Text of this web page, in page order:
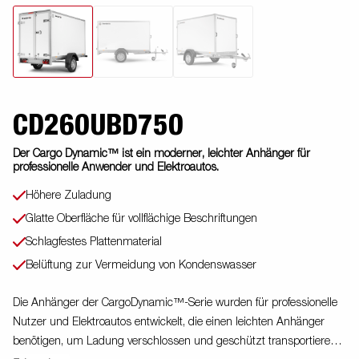
CD260UBD750
Der Cargo Dynamic™ ist ein moderner, leichter Anhänger für
professionelle Anwender und Elektroautos.
Höhere Zuladung
Glatte Oberfläche für vollflächige Beschriftungen
Schlagfestes Plattenmaterial
Belüftung zur Vermeidung von Kondenswasser
Die Anhänger der CargoDynamic™-Serie wurden für professionelle
Nutzer und Elektroautos entwickelt, die einen leichten Anhänger
benötigen, um Ladung verschlossen und geschützt transportieren